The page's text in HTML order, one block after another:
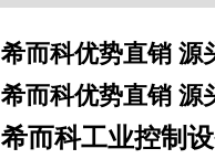
希而科优势直销 源
希而科优势直销 源
希而科工业控制